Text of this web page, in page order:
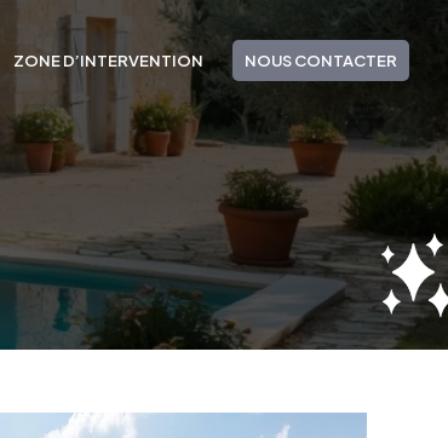
ZONE D’INTERVENTION NOUS CONTACTER